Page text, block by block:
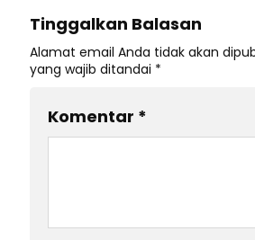
Tinggalkan Balasan
Alamat email Anda tidak akan
yang wajib ditandai *
Komentar *